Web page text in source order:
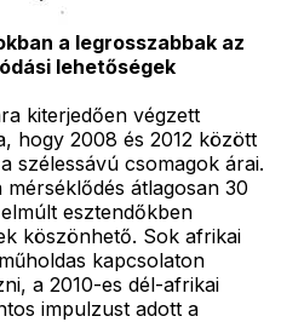
a legrosszabbak az
lehetőségek
kiterjedően végzett
hogy 2008 és 2012 között
szélessávú csomagok árai.
átlagosan 30
esztendőkben
köszönhető. Sok afrikai
kapcsolaton
a 2010-es dél-afrikai
impulzust adott a